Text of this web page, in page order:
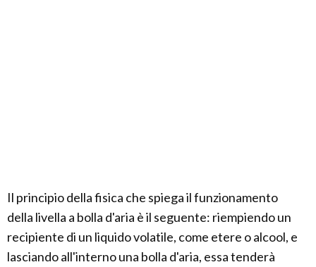
Il principio della fisica che spiega il funzionamento
della livella a bolla d'aria è il seguente: riempiendo un
recipiente di un liquido volatile, come etere o alcool, e
lasciando all'interno una bolla d'aria, essa tenderà